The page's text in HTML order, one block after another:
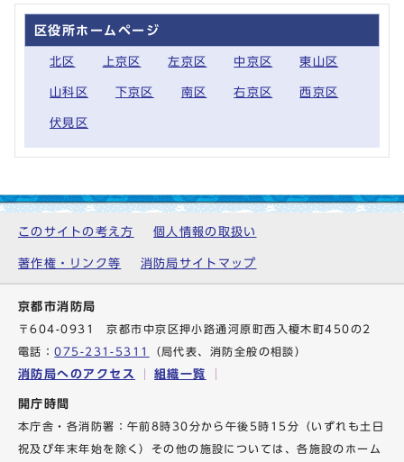
区役所ホームページ
北区 上京区 左京区 中京区 東山区
山科区 下京区 南区 右京区 西京区
伏見区
このサイトの考え方 個人情報の取扱い
著作権・リンク等 消防局サイトマップ
京都市消防局
〒604-0931 京都市中京区押小路通河原町西入榎木町450の2
電話：075-231-5311 （局代表、消防全般の相談）
消防局へのアクセス 組織一覧
開庁時間
本庁舎・各消防署：午前8時30分から午後5時15分（いずれも土日
祝及び年末年始を除く）その他の施設については、各施設のホーム